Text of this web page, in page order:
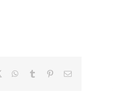
WhatsApp
Tumblr Pinterest
E-